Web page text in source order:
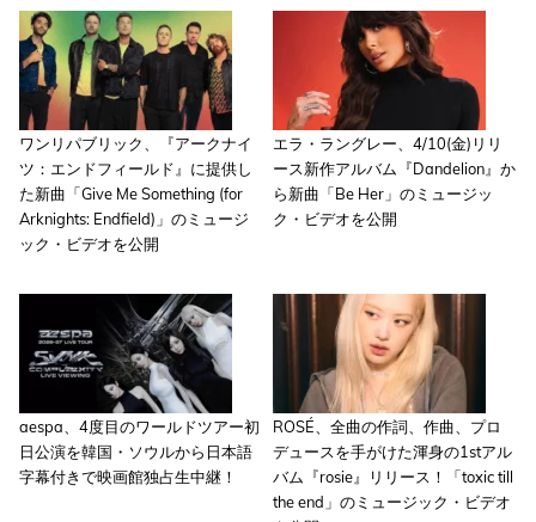
ワンリパブリック、『アークナイ
ツ：エンドフィールド』に提供し
た新曲「Give Me Something (for
Arknights: Endfield)」のミュージ
ック・ビデオを公開
エラ・ラングレー、4/10(金)リリ
ース新作アルバム『Dandelion』か
ら新曲「Be Her」のミュージッ
ク・ビデオを公開
aespa、4度目のワールドツアー初
日公演を韓国・ソウルから日本語
字幕付きで映画館独占生中継！
ROSÉ、全曲の作詞、作曲、プロ
デュースを手がけた渾身の1stアル
バム『rosie』リリース！「toxic till
the end」のミュージック・ビデオ